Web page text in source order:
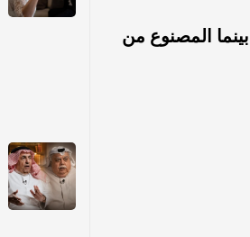
المصنوع من